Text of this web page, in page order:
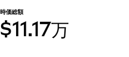
時価総額
$11.17万